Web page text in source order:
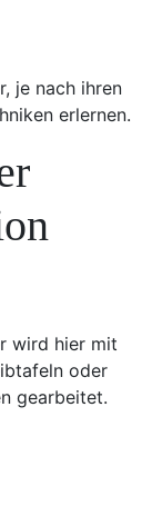
je nach ihren
erlernen.
wird hier mit
oder
gearbeitet.